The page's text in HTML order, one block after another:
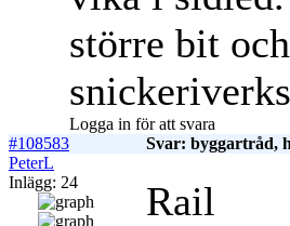
större bit
Logga in för att svara
#108583
Svar: byggartråd,
PeterL
Inlägg: 24
Rail